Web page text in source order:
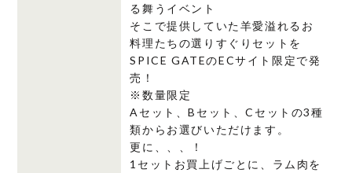
る舞うイベント
そこで提供していた羊愛溢れるお
料理たちの選りすぐりセットを
SPICE GATEのECサイト限定で発
売！
※数量限定
Aセット、Bセット、Cセットの3種
類からお選びいただけます。
更に、、、！
1セットお買上げごとに、ラム肉を